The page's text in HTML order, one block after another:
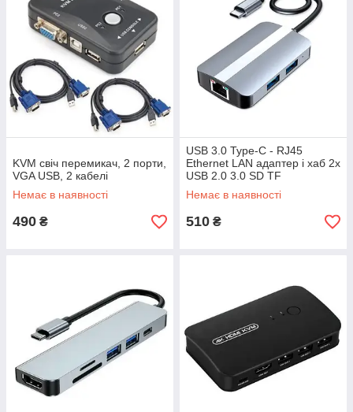
KVM свіч перемикач, 2 порти,
VGA USB, 2 кабелі
Немає в наявності
490 ₴
USB 3.0 Type-C - RJ45
Ethernet LAN адаптер і хаб 2x
USB 2.0 3.0 SD TF
Немає в наявності
510 ₴